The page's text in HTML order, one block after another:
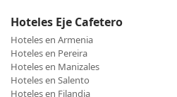
Hoteles Eje Cafetero
Hoteles en Armenia
Hoteles en Pereira
Hoteles en Manizales
Hoteles en Salento
Hoteles en Filandia